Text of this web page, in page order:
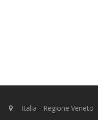
Italia - Regione Veneto